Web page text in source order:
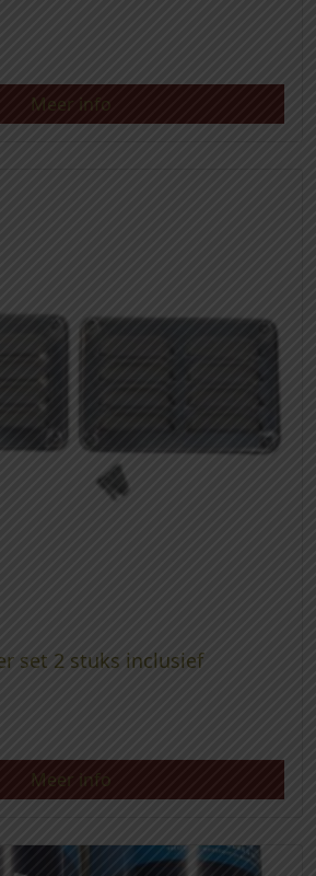
Meer info
set 2 stuks inclusief
Meer info